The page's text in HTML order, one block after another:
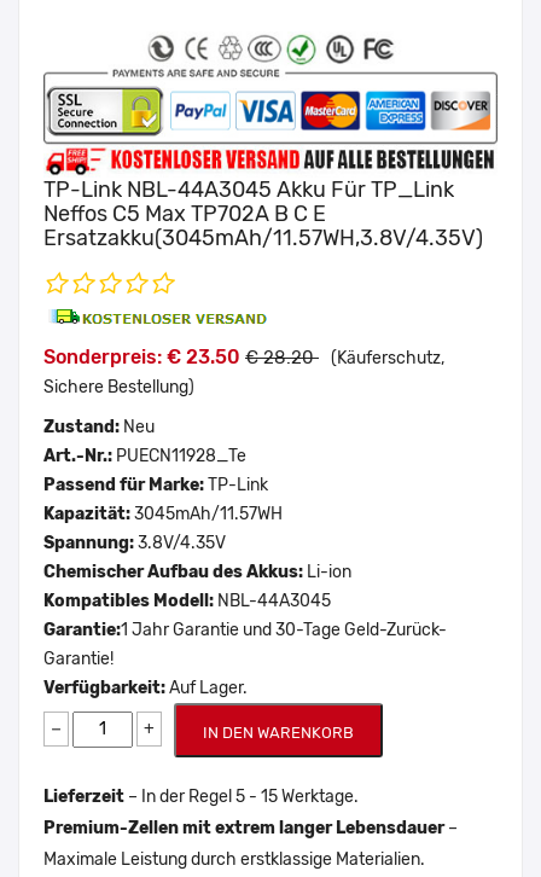
TP-Link NBL-44A3045 Akku Für TP_Link
Neffos C5 Max TP702A B C E
Ersatzakku(3045mAh/11.57WH,3.8V/4.35V)
Sonderpreis: € 23.50 € 28.20 (Käuferschutz,
Sichere Bestellung)
Zustand: Neu
Art.-Nr.: PUECN11928_Te
Passend für Marke:TP-Link
Kapazität:3045mAh/11.57WH
Spannung:3.8V/4.35V
Chemischer Aufbau des Akkus: Li-ion
Kompatibles Modell: NBL-44A3045
Garantie:1 Jahr Garantie und 30-Tage Geld-Zurück-
Garantie!
Verfügbarkeit:Auf Lager.
− + IN DEN WARENKORB
Lieferzeit – In der Regel 5 - 15 Werktage.
Premium-Zellen mit extrem langer Lebensdauer–
Maximale Leistung durch erstklassige Materialien.